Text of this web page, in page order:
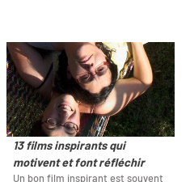
13 films inspirants qui
motivent et font réfléchir
Un bon film inspirant est souvent